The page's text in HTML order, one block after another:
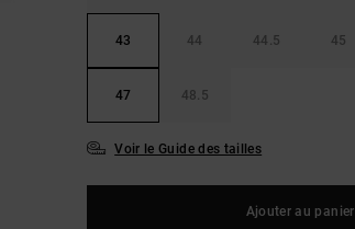
43 44 44.5 45
47 48.5
Voir le Guide des tailles
Ajouter au panier